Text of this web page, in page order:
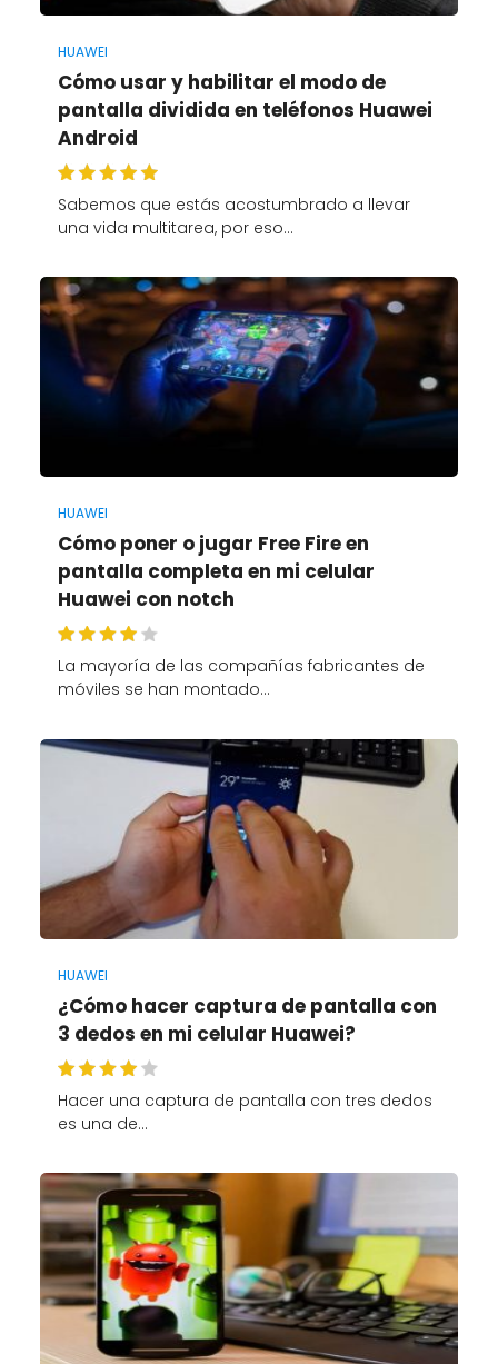
HUAWEI
Cómo usar y habilitar el modo de
pantalla dividida en teléfonos Huawei
Android
Sabemos que estás acostumbrado a llevar
una vida multitarea, por eso…
HUAWEI
Cómo poner o jugar Free Fire en
pantalla completa en mi celular
Huawei con notch
La mayoría de las compañías fabricantes de
móviles se han montado…
HUAWEI
¿Cómo hacer captura de pantalla con
3 dedos en mi celular Huawei?
Hacer una captura de pantalla con tres dedos
es una de…